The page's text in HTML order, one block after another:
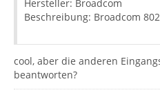
Hersteller: Broadcom
Beschreibung: Broadcom
cool, aber die anderen
beantworten?